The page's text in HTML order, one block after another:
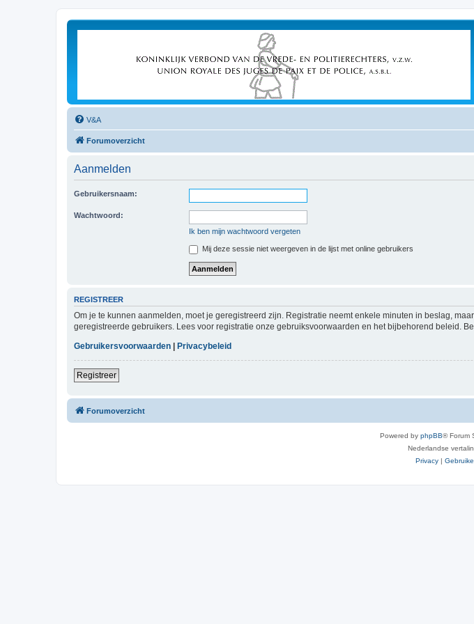
V&A
Forumoverzicht
Aanmelden
Gebruikersnaam:
Wachtwoord:
Ik ben mijn wachtwoord vergeten
Mij deze sessie niet weergeven in de lijst met online gebruikers
REGISTREER
Om je te kunnen aanmelden, moet je geregistreerd zijn. Registratie neemt enkele minuten in beslag,
geregistreerde gebruikers. Lees voor registratie onze gebruiksvoorwaarden en het bijbehorend beleid.
Gebruikersvoorwaarden
Privacybeleid
Registreer
Forumoverzicht
Powered by phpBB® Forum
Nederlandse
Privacy |